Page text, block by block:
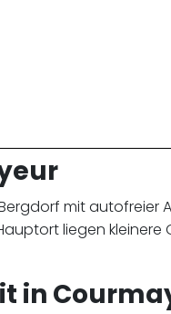
mit autofreier
liegen
in